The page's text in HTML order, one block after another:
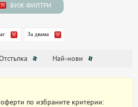
ВИЖ ФИЛТРИ
За двама
Най-нови
по избраните критерии: